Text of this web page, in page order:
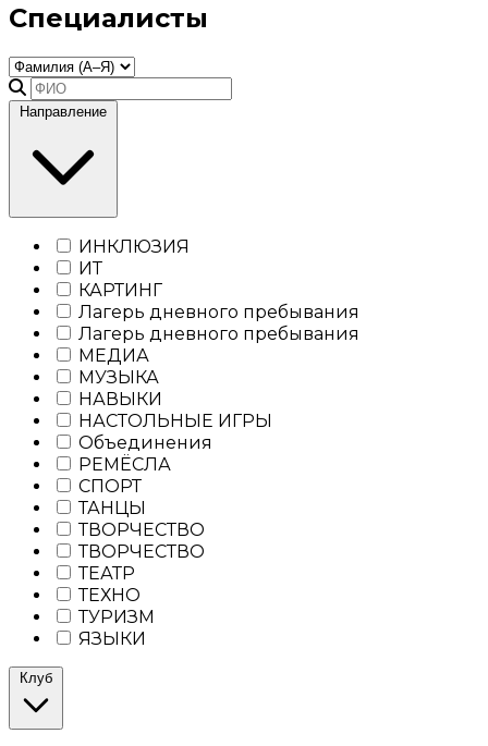
Специалисты
Направление
ИНКЛЮЗИЯ
ИТ
КАРТИНГ
Лагерь дневного пребывания
Лагерь дневного пребывания
МЕДИА
МУЗЫКА
НАВЫКИ
НАСТОЛЬНЫЕ ИГРЫ
Объединения
РЕМЁСЛА
СПОРТ
ТАНЦЫ
ТВОРЧЕСТВО
ТВОРЧЕСТВО
ТЕАТР
ТЕХНО
ТУРИЗМ
ЯЗЫКИ
Клуб